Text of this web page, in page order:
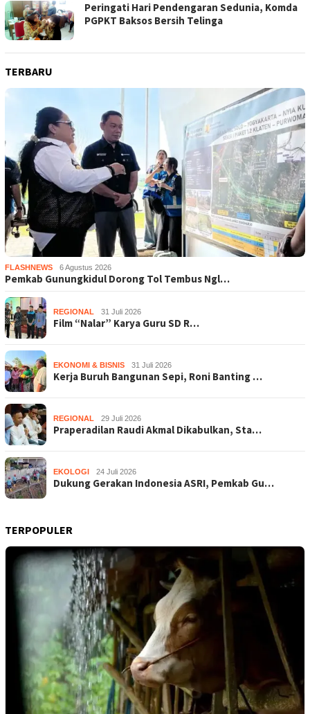
Peringati Hari Pendengaran Sedunia, Komda
PGPKT Baksos Bersih Telinga
TERBARU
FLASHNEWS 6 Agustus 2026
Pemkab Gunungkidul Dorong Tol Tembus Ngl…
REGIONAL 31 Juli 2026
Film “Nalar” Karya Guru SD R…
EKONOMI & BISNIS 31 Juli 2026
Kerja Buruh Bangunan Sepi, Roni Banting …
REGIONAL 29 Juli 2026
Praperadilan Raudi Akmal Dikabulkan, Sta…
EKOLOGI 24 Juli 2026
Dukung Gerakan Indonesia ASRI, Pemkab Gu…
TERPOPULER